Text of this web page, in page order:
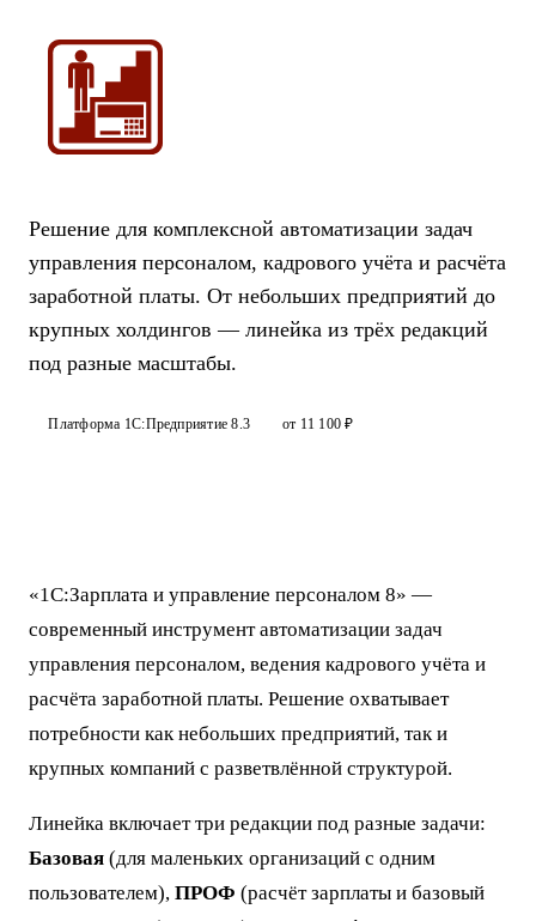
Решение для комплексной автоматизации задач
управления персоналом, кадрового учёта и расчёта
заработной платы. От небольших предприятий до
крупных холдингов — линейка из трёх редакций
под разные масштабы.
Платформа 1С:Предприятие 8.3 от 11 100 ₽
«1С:Зарплата и управление персоналом 8» —
современный инструмент автоматизации задач
управления персоналом, ведения кадрового учёта и
расчёта заработной платы. Решение охватывает
потребности как небольших предприятий, так и
крупных компаний с разветвлённой структурой.
Линейка включает три редакции под разные задачи:
Базовая (для маленьких организаций с одним
пользователем), ПРОФ (расчёт зарплаты и базовый